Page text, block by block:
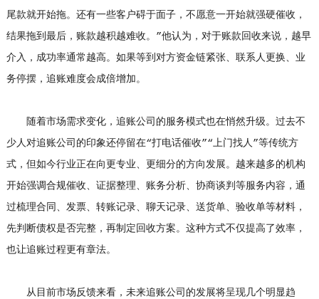
尾款就开始拖。还有一些客户碍于面子，不愿意一开始就强硬催收，
结果拖到最后，账款越积越难收。”他认为，对于账款回收来说，越早
介入，成功率通常越高。如果等到对方资金链紧张、联系人更换、业
务停摆，追账难度会成倍增加。
随着市场需求变化，追账公司的服务模式也在悄然升级。过去不
少人对追账公司的印象还停留在“打电话催收”“上门找人”等传统方
式，但如今行业正在向更专业、更细分的方向发展。越来越多的机构
开始强调合规催收、证据整理、账务分析、协商谈判等服务内容，通
过梳理合同、发票、转账记录、聊天记录、送货单、验收单等材料，
先判断债权是否完整，再制定回收方案。这种方式不仅提高了效率，
也让追账过程更有章法。
从目前市场反馈来看，未来追账公司的发展将呈现几个明显趋